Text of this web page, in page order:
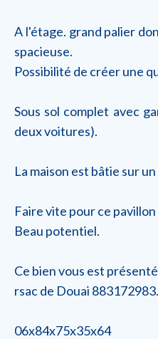
A l'étage. grand palier
spacieuse.
Possibilité de créer une
Sous sol complet avec
deux voitures).
La maison est bâtie sur
Faire vite pour ce
Beau potentiel.
Ce bien vous est
rsac de Douai 883172983.
06x84x75x35x64